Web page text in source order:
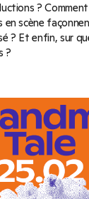
?
en scène
? Et enfin, sur
?